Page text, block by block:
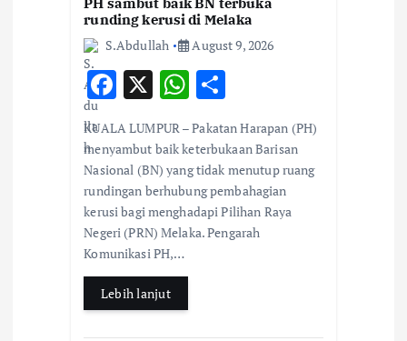
runding kerusi di Melaka
S.Abdullah
August 9, 2026
F
ac
e
b
o
o
k
X W
h
at
s
A
p
h
ar
e
KUALA LUMPUR – Pakatan Harapan (PH)
menyambut baik keterbukaan Barisan
Nasional (BN) yang tidak menutup ruang
rundingan berhubung pembahagian
kerusi bagi menghadapi Pilihan Raya
Negeri (PRN) Melaka. Pengarah
Komunikasi PH,…
Lebih lanjut